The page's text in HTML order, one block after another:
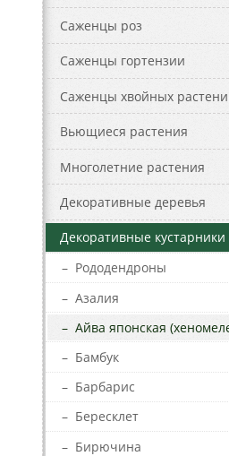
Саженцы роз
Саженцы гортензии
Саженцы хвойных
Вьющиеся растения
Многолетние растения
Декоративные деревья
Декоративные кустарники
– Рододендроны
– Азалия
– Айва японская
– Бамбук
– Барбарис
– Бересклет
– Бирючина